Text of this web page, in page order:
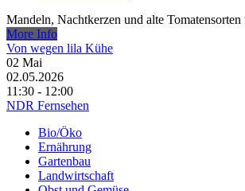
Mandeln, Nachtkerzen und alte Tomatensorten
More Info
Von wegen lila Kühe
02 Mai
02.05.2026
11:30 - 12:00
NDR Fernsehen
Bio/Öko
Ernährung
Gartenbau
Landwirtschaft